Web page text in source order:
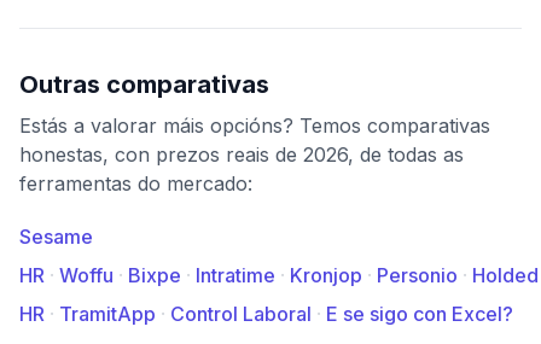
Outras comparativas
Estás a valorar máis opcións? Temos comparativas
honestas, con prezos reais de 2026, de todas as
ferramentas do mercado:
Sesame
HR · Woffu · Bixpe · Intratime · Kronjop · Personio · Holded
HR · TramitApp · Control Laboral · E se sigo con Excel?